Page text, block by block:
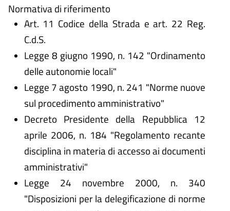
Normativa di riferimento
Art. 11 Codice della Strada e art. 22 Reg.
C.d.S.
Legge 8 giugno 1990, n. 142 "Ordinamento
delle autonomie locali"
Legge 7 agosto 1990, n. 241 "Norme nuove
sul procedimento amministrativo"
Decreto Presidente della Repubblica 12
aprile 2006, n. 184 "Regolamento recante
disciplina in materia di accesso ai documenti
amministrativi"
Legge 24 novembre 2000, n. 340
"Disposizioni per la delegificazione di norme